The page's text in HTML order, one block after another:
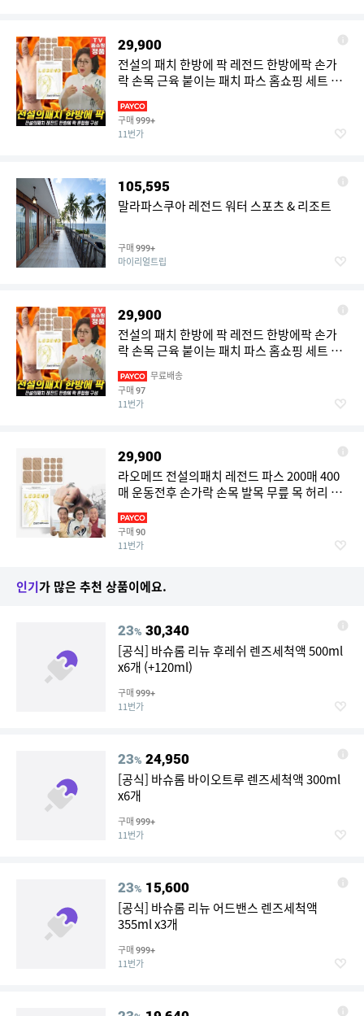
29,900
전설의 패치 한방에 팍 레전드 한방에팍 손가
락 손목 근육 붙이는 패치 파스 홈쇼핑 세트 구
성
구매 999+
11번가
105,595
말라파스쿠아 레전드 워터 스포츠 & 리조트
구매 999+
마이리얼트립
29,900
전설의 패치 한방에 팍 레전드 한방에팍 손가
락 손목 근육 붙이는 패치 파스 홈쇼핑 세트 구
성
무료배송
구매 97
11번가
29,900
라오메뜨 전설의패치 레전드 파스 200매 400
매 운동전후 손가락 손목 발목 무릎 목 허리 한
방에 붙이는 동전 근육통
구매 90
11번가
인기가 많은 추천 상품이에요.
23% 30,340
[공식] 바슈롬 리뉴 후레쉬 렌즈세척액 500ml
x6개 (+120ml)
구매 999+
11번가
23% 24,950
[공식] 바슈롬 바이오트루 렌즈세척액 300ml
x6개
구매 999+
11번가
23% 15,600
[공식] 바슈롬 리뉴 어드밴스 렌즈세척액
355ml x3개
구매 999+
11번가